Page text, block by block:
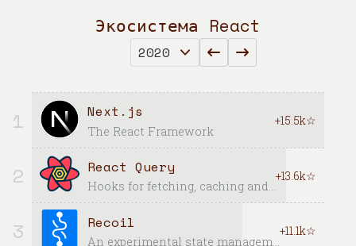
Экосистема React
1 Next.js
The React Framework
+15.5k☆
2 React Query
Hooks for fetching, caching and updating asynchronous data in React
+13.6k☆
3 Recoil +11.1k☆